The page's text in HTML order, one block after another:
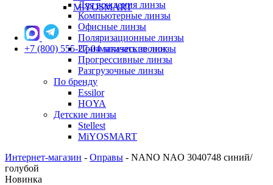
Для вождения линзы
Компьютерные линзы
Офисные линзы
Поляризационные линзы
Призматические линзы
Прогрессивные линзы
Разгрузочные линзы
По бренду
Essilor
HOYA
Детские линзы
Stellest
MiYOSMART
MiYOSMART
+7 (800) 555-27-04 заказать звонок
Интернет-магазин - Оправы - NANO NAO 3040748 синий/
голубой
Новинка